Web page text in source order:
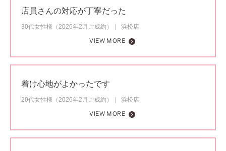
店員さんの対応が丁寧だった
30代女性様（2026年2月ご成約）
浜松店
VIEW MORE
着け心地がよかったです
20代女性様（2026年2月ご成約）
浜松店
VIEW MORE